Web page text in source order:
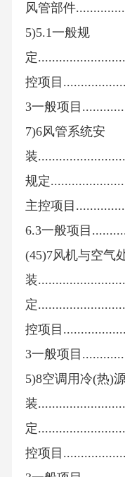
风管部件
5)5.1一般规
定
控项目
3一般项目
7)6风管系统安
装
规定
主控项目
6.3一般项目
(45)7风机与空气
装
定
控项目
3一般项目
5)8空调用冷(热)
装
定
控项目